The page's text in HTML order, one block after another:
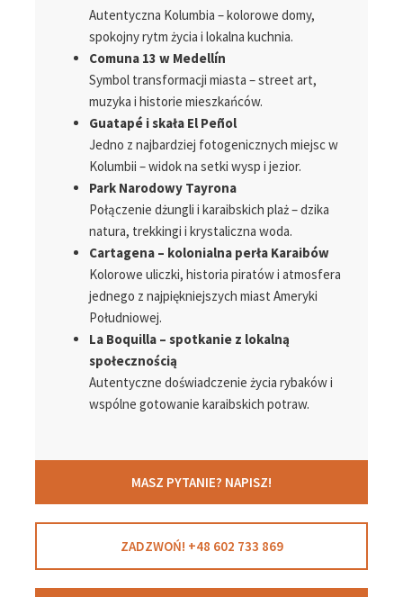
Autentyczna Kolumbia – kolorowe domy,
spokojny rytm życia i lokalna kuchnia.
Comuna 13 w Medellín
Symbol transformacji miasta – street art,
muzyka i historie mieszkańców.
Guatapé i skała El Peñol
Jedno z najbardziej fotogenicznych miejsc w
Kolumbii – widok na setki wysp i jezior.
Park Narodowy Tayrona
Połączenie dżungli i karaibskich plaż – dzika
natura, trekkingi i krystaliczna woda.
Cartagena – kolonialna perła Karaibów
Kolorowe uliczki, historia piratów i atmosfera
jednego z najpiękniejszych miast Ameryki
Południowej.
La Boquilla – spotkanie z lokalną
społecznością
Autentyczne doświadczenie życia rybaków i
wspólne gotowanie karaibskich potraw.
MASZ PYTANIE? NAPISZ!
ZADZWOŃ! +48 602 733 869